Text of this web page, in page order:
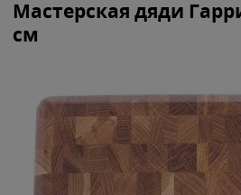
Мастерская дяди
см